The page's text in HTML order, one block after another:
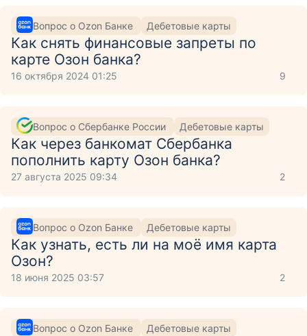
Вопрос о Ozon Банке Дебетовые карты
Как снять финансовые запреты по
карте Озон банка?
16 октября 2024 01:25 9
Вопрос о Сбербанке России Дебетовые карты
Как через банкомат Сбербанка
пополнить карту Озон банка?
27 августа 2025 09:34 2
Вопрос о Ozon Банке Дебетовые карты
Как узнать, есть ли на моё имя карта
Озон?
18 июня 2025 03:57 2
Вопрос о Ozon Банке Дебетовые карты